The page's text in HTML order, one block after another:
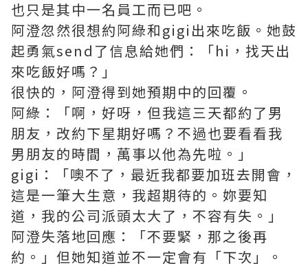
也只是其中一名員工而已吧。
阿澄忽然很想約阿綠和gigi出來吃飯。她鼓
起勇氣send了信息給她們：「hi，找天出
來吃飯好嗎？」
很快的，阿澄得到她預期中的回覆。
阿綠：「啊，好呀，但我這三天都約了男
朋友，改約下星期好嗎？不過也要看看我
男朋友的時間，萬事以他為先啦。」
gigi：「噢不了，最近我都要加班去開會，
這是一筆大生意，我超期待的。妳要知
道，我的公司派頭太大了，不容有失。」
阿澄失落地回應：「不要緊，那之後再
約。」但她知道並不一定會有「下次」。